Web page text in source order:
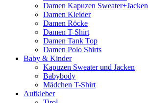
Damen Kapuzen Sweater+Jacken
Damen Kleider
Damen Röcke
Damen T-Shirt
Damen Tank Top
Damen Polo Shirts
Baby & Kinder
Kapuzen Sweater und Jacken
Babybody
Mädchen T-Shirt
Aufkleber